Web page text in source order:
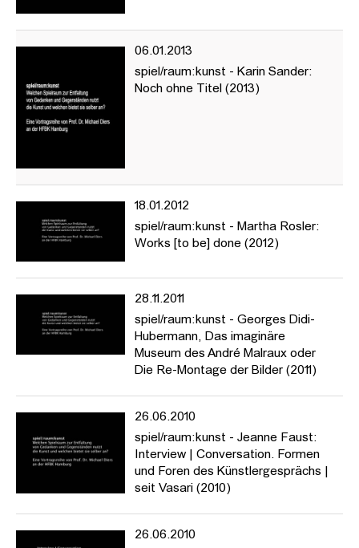
In Vorträgen und Nachgesprächen möchte die Reihe jene
Möglichkeiten des Zusammenspiels ausloten, die aus der
Koalition von Kunst und Wissen/schaften historisch erwachsen
sind oder sich gegenwärtig abzeichnen.
Die Vortragsreihe »spiel/raum:kunst« stellt prominente
das Verhältnis von Kunst und Wissen/schaften sowie der Künste
untereinander zum Thema haben (Kunst + Natur, Mathematik,
Technik, Spiel, Philosophie, Mode, Fotografie etc.). Vorgesehen
sind drei bis vier Vorträge im Lauf des Semesters, zu denen
namhafte Gäste eingeladen werden. Gefragt wird nach den
künstlerische Arbeit und ästhetische Erfahrung.
https://www.hfbk-hamburg.de/de/projekte/spielraumkunst/
06.01.2013
spiel/raum:kunst - Karin Sander:
Noch ohne Titel (2013)
18.01.2012
spiel/raum:kunst - Martha Rosler:
Works [to be] done (2012)
28.11.2011
spiel/raum:kunst - Georges Didi-
Hubermann, Das imaginäre
Museum des André Malraux oder
Die Re-Montage der Bilder (2011)
26.06.2010
spiel/raum:kunst - Jeanne Faust:
Interview | Conversation. Formen
und Foren des Künstlergesprächs |
seit Vasari (2010)
26.06.2010